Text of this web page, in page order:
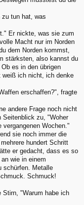
zu tun hat, was
Er nickte, was sie zum
Macht nur im Norden
dem Norden kommst,
stärksten, also kannst du
es in den übrigen
weiß ich nicht, ich denke
erschaffen?", fragte
andere Frage noch nicht
Seitenblick zu, "Woher
Wochen."
sie noch immer die
hundert Schritt
er gedacht, dass es so
wie in einem
schürfen. Metalle
Schmuck!
"Warum habe ich